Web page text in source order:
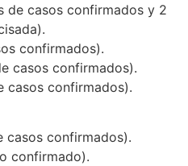
de casos confirmados y 2
confirmados).
casos confirmados).
casos confirmados).
casos confirmados).
confirmado).